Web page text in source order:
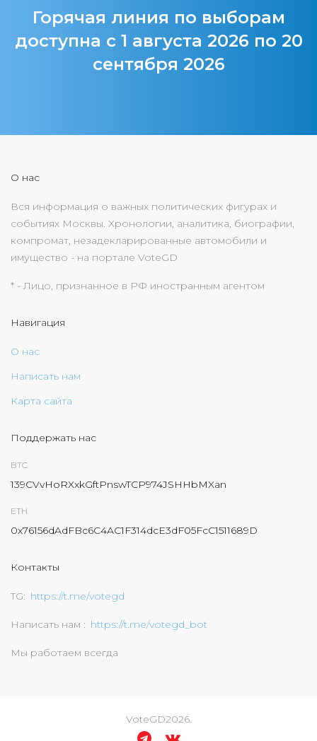
Горячая линия по выборам
доступна с 1 августа 2026 по 20
сентября 2026
О нас
Вся информация о важных политических фигурах и
событиях Москвы. Хронологии, аналитика, биографии,
компромат, незадекларированные автомобили и
имущество - на портале VoteGD
* - Лицо, признанное в РФ иностранным агентом
Навигация
О нас
Написать нам
Карта сайта
Поддержать нас
BTC
139CVvHoRXxkGftPnswTCP974JSHHbMXan
ETH
0x76156dAdFBc6C4AC1F314dcE3dF05FcC1511689D
Контакты
TG https://t.me/votegd
Написать нам https://t.me/votegd_bot
Мы работаем всегда
VoteGD2026.